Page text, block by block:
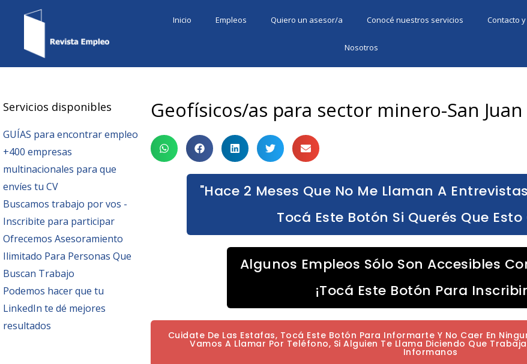
Inicio Empleos Quiero un asesor/a Conocé nuestros servicios Contacto
Nosotros
Servicios disponibles
GUÍAS para encontrar empleo
+400 empresas
multinacionales para que
envíes tu CV
Buscamos trabajo por vos -
Inscribite para participar
Ofrecemos Asesoramiento
Ilimitado Para Personas Que
Buscan Trabajo
Podemos hacer que tu
LinkedIn te dé mejores
resultados
Geofísicos/as para sector minero-San Juan
"Hace 2 Meses Que No Me Llaman A
Tocá Este Botón Si Querés Que
Algunos Empleos Sólo Son Accesibles
¡Tocá Este Botón Para
Cuidate De Las Estafas, Tocá Este Botón Para Informarte Y No Caer En
Vamos A Llamar Por Teléfono, Si Alguien Te Llama Diciendo Que
Informanos